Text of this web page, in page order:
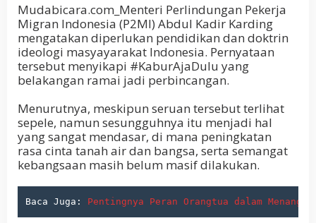
Mudabicara.com_Menteri Perlindungan Pekerja
Migran Indonesia (P2MI) Abdul Kadir Karding
mengatakan diperlukan pendidikan dan doktrin
ideologi masyayarakat Indonesia. Pernyataan
tersebut menyikapi #KaburAjaDulu yang
belakangan ramai jadi perbincangan.
Menurutnya, meskipun seruan tersebut terlihat
sepele, namun sesungguhnya itu menjadi hal
yang sangat mendasar, di mana peningkatan
rasa cinta tanah air dan bangsa, serta semangat
kebangsaan masih belum masif dilakukan.
Baca Juga: Pentingnya Peran Orangtua dalam